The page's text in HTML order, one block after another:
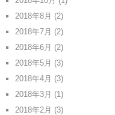
2018年8月 (2)
2018年7月 (2)
2018年6月 (2)
2018年5月 (3)
2018年4月 (3)
2018年3月 (1)
2018年2月 (3)